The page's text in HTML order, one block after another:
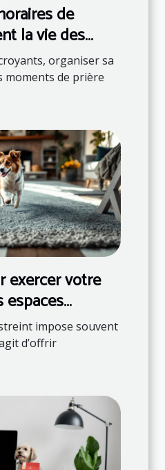
de
la vie des
organiser sa
moments de prière
exercer votre
espaces
impose souvent
d’offrir